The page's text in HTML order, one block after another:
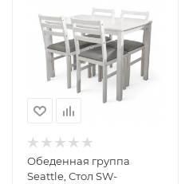
Обеденная группа
Seattle, Стол SW-